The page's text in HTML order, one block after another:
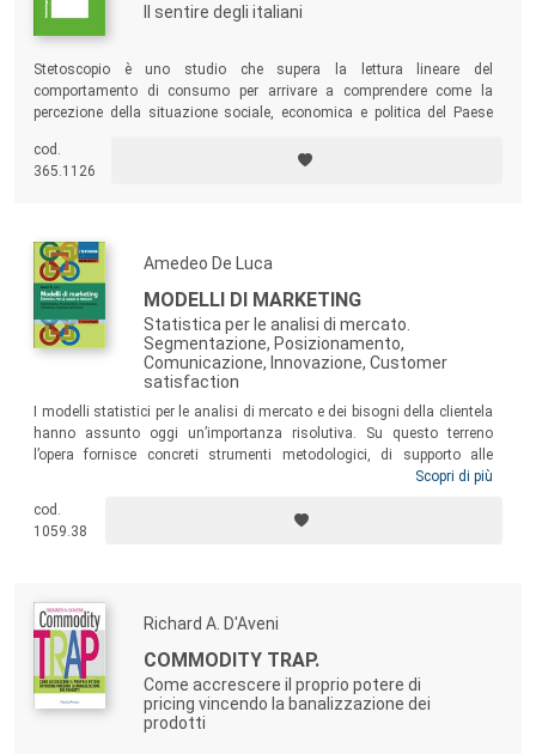
Il sentire degli italiani
Stetoscopio è uno studio che supera la lettura lineare del
comportamento di consumo per arrivare a comprendere come la
percezione della situazione sociale, economica e politica del Paese
risultati relativi alla ricerca condotta durante il 2015, presentando una
fotografia dell’attuale scenario messa a confronto con i dati emersi
cod.
365.1126
Amedeo De Luca
MODELLI DI MARKETING
Statistica per le analisi di mercato.
Segmentazione, Posizionamento,
Comunicazione, Innovazione, Customer
satisfaction
I modelli statistici per le analisi di mercato e dei bisogni della clientela
hanno assunto oggi un’importanza risolutiva. Su questo terreno
l’opera fornisce concreti strumenti metodologici, di supporto alle
decisioni aziendali e alle strategie di marketing dell’impresa. Un testo
Comunicazione, i Master in Data Science, i Data scientist e gli analisti
di Data mining, i professionisti di ricerche di mercato, i Crm e BI
Scopri di più
cod.
1059.38
Richard A. D'Aveni
COMMODITY TRAP.
Come accrescere il proprio potere di
pricing vincendo la banalizzazione dei
prodotti